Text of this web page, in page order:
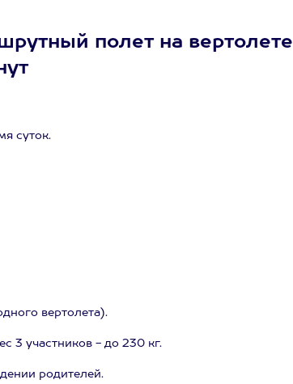
полет на вертолете
суток.
вертолета).
3 участников - до 230 кг.
родителей.